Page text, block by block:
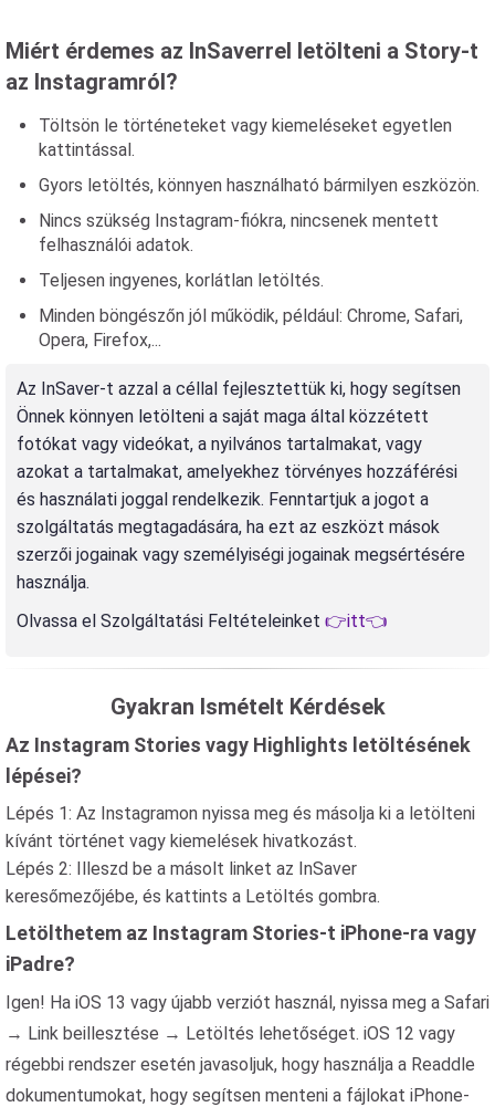
Miért érdemes az InSaverrel letölteni a Story-t
az Instagramról?
Töltsön le történeteket vagy kiemeléseket egyetlen
kattintással.
Gyors letöltés, könnyen használható bármilyen eszközön.
Nincs szükség Instagram-fiókra, nincsenek mentett
felhasználói adatok.
Teljesen ingyenes, korlátlan letöltés.
Minden böngészőn jól működik, például: Chrome, Safari,
Opera, Firefox,...
Az InSaver-t azzal a céllal fejlesztettük ki, hogy segítsen
Önnek könnyen letölteni a saját maga által közzétett
fotókat vagy videókat, a nyilvános tartalmakat, vagy
azokat a tartalmakat, amelyekhez törvényes hozzáférési
és használati joggal rendelkezik. Fenntartjuk a jogot a
szolgáltatás megtagadására, ha ezt az eszközt mások
szerzői jogainak vagy személyiségi jogainak megsértésére
használja.
Olvassa el Szolgáltatási Feltételeinket 👉itt👈
Gyakran Ismételt Kérdések
Az Instagram Stories vagy Highlights letöltésének
lépései?
Lépés 1: Az Instagramon nyissa meg és másolja ki a letölteni
kívánt történet vagy kiemelések hivatkozást.
Lépés 2: Illeszd be a másolt linket az InSaver
keresőmezőjébe, és kattints a Letöltés gombra.
Letölthetem az Instagram Stories-t iPhone-ra vagy
iPadre?
Igen! Ha iOS 13 vagy újabb verziót használ, nyissa meg a Safari
→ Link beillesztése → Letöltés lehetőséget. iOS 12 vagy
régebbi rendszer esetén javasoljuk, hogy használja a Readdle
dokumentumokat, hogy segítsen menteni a fájlokat iPhone-